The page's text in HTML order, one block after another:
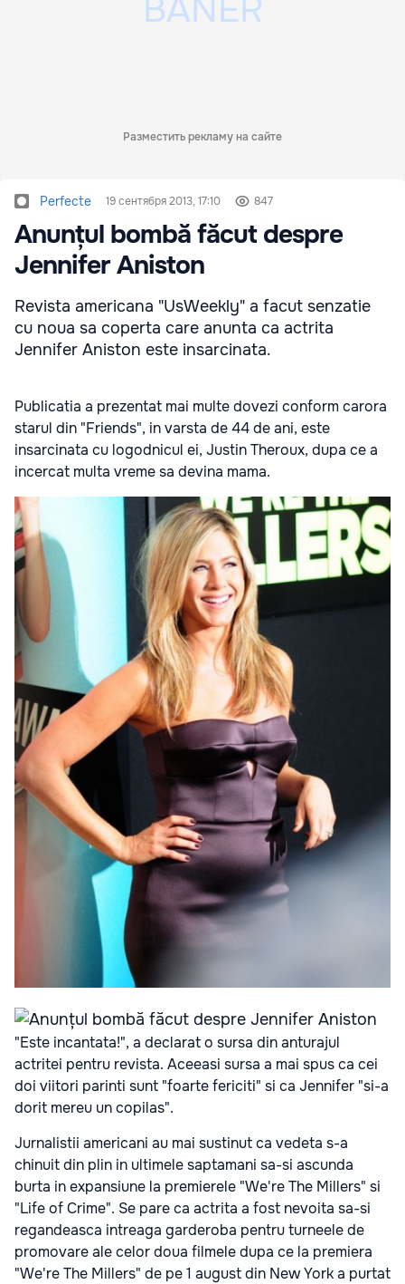
Разместить рекламу на сайте
Perfecte 19 сентября 2013, 17:10 847
Anunțul bombă făcut despre
Jennifer Aniston
Revista americana "UsWeekly" a facut senzatie
cu noua sa coperta care anunta ca actrita
Jennifer Aniston este insarcinata.
Publicatia a prezentat mai multe dovezi conform carora
starul din "Friends", in varsta de 44 de ani, este
insarcinata cu logodnicul ei, Justin Theroux, dupa ce a
incercat multa vreme sa devina mama.
"Este incantata!", a declarat o sursa din anturajul
actritei pentru revista. Aceeasi sursa a mai spus ca cei
doi viitori parinti sunt "foarte fericiti" si ca Jennifer "si-a
dorit mereu un copilas".
Jurnalistii americani au mai sustinut ca vedeta s-a
chinuit din plin in ultimele saptamani sa-si ascunda
burta in expansiune la premierele "We're The Millers" si
"Life of Crime". Se pare ca actrita a fost nevoita sa-si
regandeasca intreaga garderoba pentru turneele de
promovare ale celor doua filmele dupa ce la premiera
"We're The Millers" de pe 1 august din New York a purtat